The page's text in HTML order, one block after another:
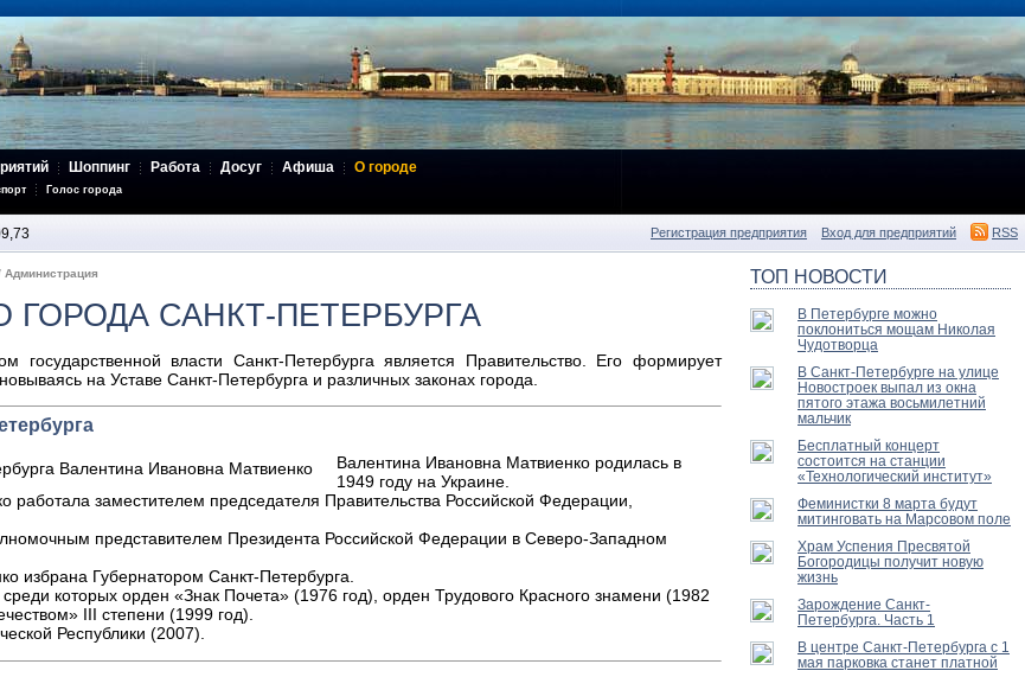
Шоппинг Работа Досуг Афиша О городе
Голос города
Регистрация предприятия Вход для предприятий RSS
Администрация
ГОРОДА САНКТ-ПЕТЕРБУРГА
государственной власти Санкт-Петербурга является Правительство. Его формирует
на Уставе Санкт-Петербурга и различных законах города.
Валентина Ивановна Матвиенко родилась в
1949 году на Украине.
заместителем председателя Правительства Российской Федерации,
представителем Президента Российской Федерации в Северо-Западном
избрана Губернатором Санкт-Петербурга.
которых орден «Знак Почета» (1976 год), орден Трудового Красного знамени (1982
III степени (1999 год).
Республики (2007).
ТОП НОВОСТИ
В Петербурге можно
поклониться мощам Николая
Чудотворца
В Санкт-Петербурге на улице
Новостроек выпал из окна
пятого этажа восьмилетний
мальчик
Бесплатный концерт
состоится на станции
«Технологический институт»
Феминистки 8 марта будут
митинговать на Марсовом поле
Храм Успения Пресвятой
Богородицы получит новую
жизнь
Зарождение Санкт-
Петербурга. Часть 1
В центре Санкт-Петербурга с 1
мая парковка станет платной